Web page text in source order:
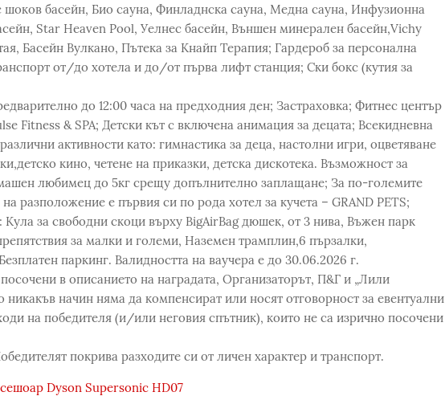
басейн, Био сауна, Финладнска сауна, Медна сауна, Инфузионна
Star Heaven Pool, Уелнес басейн, Външен минерален басейн,Vichy
Басейн Вулкано, Пътека за Кнайп Терапия; Гардероб за персонална
от/до хотела и до/от първа лифт станция; Ски бокс (кутия за
до 12:00 часа на предходния ден; Застраховка; Фитнес център
Fitness & SPA; Детски кът с включена анимация за децата; Всекидневна
активности като: гимнастика за деца, настолни игри, оцветяване
кино, четене на приказки, детска дискотека. Възможност за
любимец до 5кг срещу допълнително заплащане; За по-големите
разположение е първия си по рода хотел за кучета – GRAND PETS;
Кула за свободни скоци върху BigAirBag дюшек, от 3 нива, Въжен парк
за малки и големи, Наземен трамплин,6 пързалки,
паркинг. Валидността на ваучера е до 30.06.2026 г.
в описанието на наградата, Организаторът, П&Г и „Лили
начин няма да компенсират или носят отговорност за евентуални
на победителя (и/или неговия спътник), които не са изрично посочени
покрива разходите си от личен характер и транспорт.
Dyson Supersonic HD07